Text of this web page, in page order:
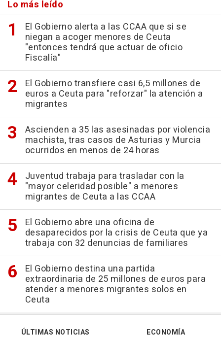
Lo más leído
El Gobierno alerta a las CCAA que si se
niegan a acoger menores de Ceuta
"entonces tendrá que actuar de oficio
Fiscalía"
El Gobierno transfiere casi 6,5 millones de
euros a Ceuta para "reforzar" la atención a
migrantes
Ascienden a 35 las asesinadas por violencia
machista, tras casos de Asturias y Murcia
ocurridos en menos de 24 horas
Juventud trabaja para trasladar con la
"mayor celeridad posible" a menores
migrantes de Ceuta a las CCAA
El Gobierno abre una oficina de
desaparecidos por la crisis de Ceuta que ya
trabaja con 32 denuncias de familiares
El Gobierno destina una partida
extraordinaria de 25 millones de euros para
atender a menores migrantes solos en
Ceuta
ÚLTIMAS NOTICIAS
ECONOMÍA